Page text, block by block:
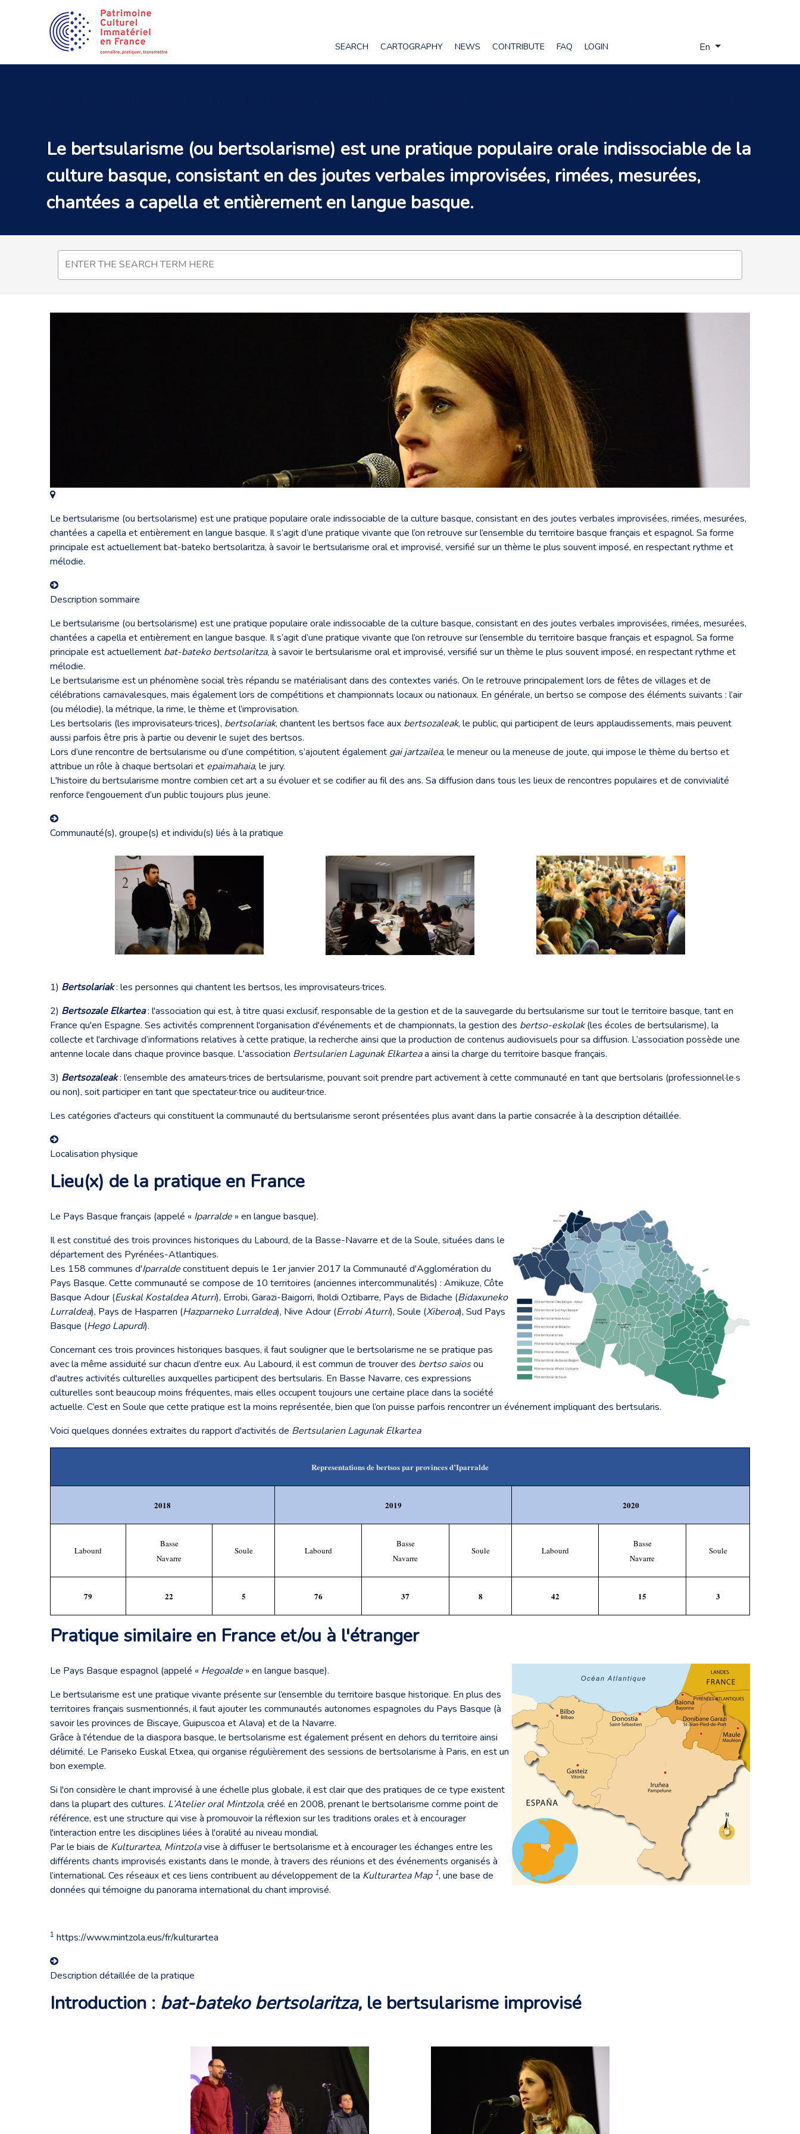
SEARCH CARTOGRAPHY NEWS CONTRIBUTE FAQ LOGIN Select your language
En
Le bertsularisme (ou bertsolarisme) est une pratique populaire orale indissociable de la
culture basque, consistant en des joutes verbales improvisées, rimées, mesurées,
chantées a capella et entièrement en langue basque.
Le bertsularisme (ou bertsolarisme) est une pratique populaire orale indissociable de la culture basque, consistant en des joutes verbales improvisées, rimées, mesurées,
chantées a capella et entièrement en langue basque. Il s’agit d’une pratique vivante que l’on retrouve sur l’ensemble du territoire basque français et espagnol. Sa forme
principale est actuellement bat-bateko bertsolaritza, à savoir le bertsularisme oral et improvisé, versifié sur un thème le plus souvent imposé, en respectant rythme et
mélodie.
Description sommaire
Le bertsularisme (ou bertsolarisme) est une pratique populaire orale indissociable de la culture basque, consistant en des joutes verbales improvisées, rimées, mesurées,
chantées a capella et entièrement en langue basque. Il s’agit d’une pratique vivante que l’on retrouve sur l’ensemble du territoire basque français et espagnol. Sa forme
principale est actuellement bat-bateko bertsolaritza, à savoir le bertsularisme oral et improvisé, versifié sur un thème le plus souvent imposé, en respectant rythme et
mélodie.
Le bertsularisme est un phénomène social très répandu se matérialisant dans des contextes variés. On le retrouve principalement lors de fêtes de villages et de
célébrations carnavalesques, mais également lors de compétitions et championnats locaux ou nationaux. En générale, un bertso se compose des éléments suivants : l’air
(ou mélodie), la métrique, la rime, le thème et l’improvisation.
Les bertsolaris (les improvisateurs·trices), bertsolariak, chantent les bertsos face aux bertsozaleak, le public, qui participent de leurs applaudissements, mais peuvent
aussi parfois être pris à partie ou devenir le sujet des bertsos.
Lors d’une rencontre de bertsularisme ou d’une compétition, s’ajoutent également gai jartzailea, le meneur ou la meneuse de joute, qui impose le thème du bertso et
attribue un rôle à chaque bertsolari et epaimahaia, le jury.
L'histoire du bertsularisme montre combien cet art a su évoluer et se codifier au fil des ans. Sa diffusion dans tous les lieux de rencontres populaires et de convivialité
renforce l'engouement d’un public toujours plus jeune.
Communauté(s), groupe(s) et individu(s) liés à la pratique
1) Bertsolariak: les personnes qui chantent les bertsos, les improvisateurs·trices.
2) Bertsozale Elkartea: l'association qui est, à titre quasi exclusif, responsable de la gestion et de la sauvegarde du bertsularisme sur tout le territoire basque, tant en
France qu'en Espagne. Ses activités comprennent l'organisation d'événements et de championnats, la gestion des bertso-eskolak(les écoles de bertsularisme), la
collecte et l'archivage d’informations relatives à cette pratique, la recherche ainsi que la production de contenus audiovisuels pour sa diffusion. L’association possède une
antenne locale dans chaque province basque. L'association Bertsularien Lagunak Elkarteaa ainsi la charge du territoire basque français.
3) Bertsozaleak: l’ensemble des amateurs·trices de bertsularisme, pouvant soit prendre part activement à cette communauté en tant que bertsolaris (professionnel·le·s
ou non), soit participer en tant que spectateur·trice ou auditeur·trice.
Les catégories d'acteurs qui constituent la communauté du bertsularisme seront présentées plus avant dans la partie consacrée à la description détaillée.
Localisation physique
Lieu(x) de la pratique en France
Le Pays Basque français (appelé « Iparralde » en langue basque).
Il est constitué des trois provinces historiques du Labourd, de la Basse-Navarre et de la Soule, situées dans le
département des Pyrénées-Atlantiques.
Les 158 communes d'Iparraldeconstituent depuis le 1er janvier 2017 la Communauté d'Agglomération du
Pays Basque. Cette communauté se compose de 10 territoires (anciennes intercommunalités) : Amikuze, Côte
Basque Adour (Euskal Kostaldea Aturri), Errobi, Garazi-Baigorri, Iholdi Oztibarre, Pays de Bidache (Bidaxuneko
Lurraldea), Pays de Hasparren (Hazparneko Lurraldea), Nive Adour (Errobi Aturri), Soule (Xiberoa), Sud Pays
Basque (Hego Lapurdi).
Concernant ces trois provinces historiques basques, il faut souligner que le bertsolarisme ne se pratique pas
avec la même assiduité sur chacun d’entre eux. Au Labourd, il est commun de trouver des bertso saiosou
d'autres activités culturelles auxquelles participent des bertsularis. En Basse Navarre, ces expressions
culturelles sont beaucoup moins fréquentes, mais elles occupent toujours une certaine place dans la société
actuelle. C’est en Soule que cette pratique est la moins représentée, bien que l’on puisse parfois rencontrer un événement impliquant des bertsularis.
Voici quelques données extraites du rapport d'activités de Bertsularien Lagunak Elkartea
Representations de bertsos par provinces d’Iparralde
2018 2019 2020
Labourd
Basse
Navarre
Soule Labourd
Basse
Navarre
Soule Labourd
Basse
Navarre
Soule
79 22 5 76 37 8 42 15 3
Pratique similaire en France et/ou à l'étranger
Le Pays Basque espagnol (appelé « Hegoalde » en langue basque).
Le bertsularisme est une pratique vivante présente sur l’ensemble du territoire basque historique. En plus des
territoires français susmentionnés, il faut ajouter les communautés autonomes espagnoles du Pays Basque (à
savoir les provinces de Biscaye, Guipuscoa et Alava) et de la Navarre.
Grâce à l'étendue de la diaspora basque, le bertsolarisme est également présent en dehors du territoire ainsi
délimité. Le Pariseko Euskal Etxea, qui organise régulièrement des sessions de bertsolarisme à Paris, en est un
bon exemple.
Si l'on considère le chant improvisé à une échelle plus globale, il est clair que des pratiques de ce type existent
dans la plupart des cultures. L’Atelier oral Mintzola, créé en 2008, prenant le bertsolarisme comme point de
référence, est une structure qui vise à promouvoir la réflexion sur les traditions orales et à encourager
l'interaction entre les disciplines liées à l'oralité au niveau mondial.
Par le biais de Kulturartea, Mintzolavise à diffuser le bertsolarisme et à encourager les échanges entre les
différents chants improvisés existants dans le monde, à travers des réunions et des événements organisés à
l’international. Ces réseaux et ces liens contribuent au développement de la Kulturartea Map 1, une base de
données qui témoigne du panorama international du chant improvisé.
1 https://www.mintzola.eus/fr/kulturartea
Description détaillée de la pratique
Introduction : bat-bateko bertsolaritza, le bertsularisme improvisé